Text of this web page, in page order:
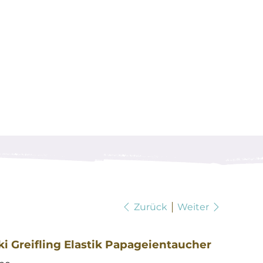
Zurück Weiter
Greifling Elastik Papageientaucher